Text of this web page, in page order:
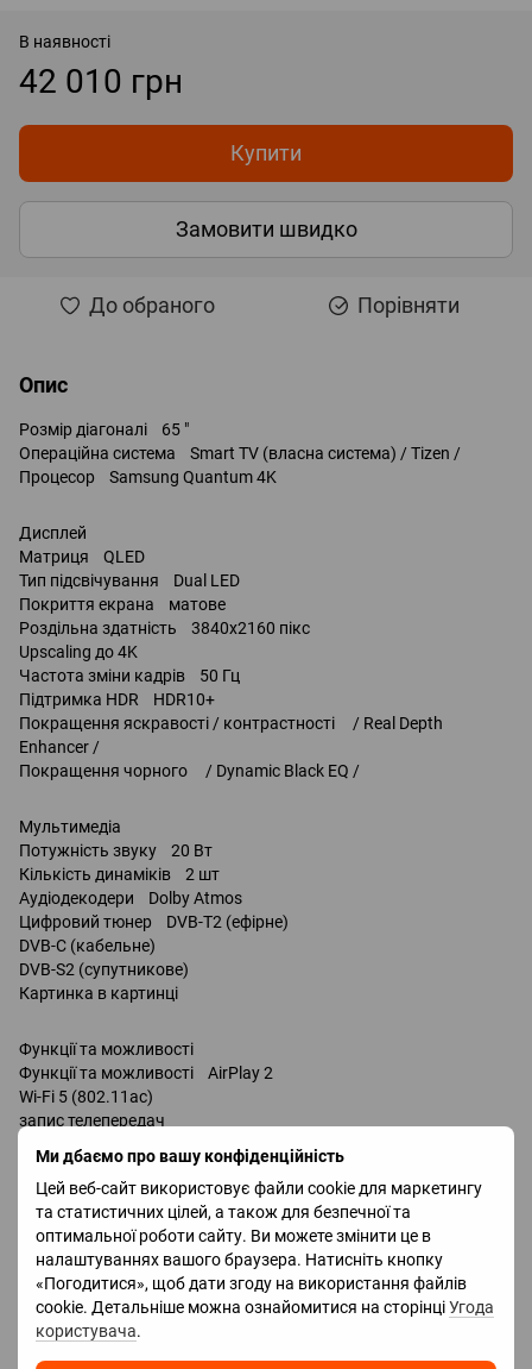
Ми дбаємо про вашу конфіденційність
Цей веб-сайт використовує файли cookie для маркетингу
та статистичних цілей, а також для безпечної та
оптимальної роботи сайту. Ви можете змінити це в
налаштуваннях вашого браузера. Натисніть кнопку
«Погодитися», щоб дати згоду на використання файлів
cookie. Детальніше можна ознайомитися на сторінціУгода
користувача.
В наявності
42 010 грн
Купити
Замовити швидко
До обраного Порівняти
Опис
Розмір діагоналі 65 "
Операційна система Smart TV (власна система) / Tizen /
Процесор Samsung Quantum 4K
Дисплей
Матриця QLED
Тип підсвічування Dual LED
Покриття екрана матове
Роздільна здатність 3840x2160 пікс
Upscaling до 4K
Частота зміни кадрів 50 Гц
Підтримка HDR HDR10+
Покращення яскравості / контрастності / Real Depth
Enhancer /
Покращення чорного / Dynamic Black EQ /
Мультимедіа
Потужність звуку 20 Вт
Кількість динаміків 2 шт
Аудіодекодери Dolby Atmos
Цифровий тюнер DVB-T2 (ефірне)
DVB-C (кабельне)
DVB-S2 (супутникове)
Картинка в картинці
Функції та можливості
Функції та можливості AirPlay 2
Wi-Fi 5 (802.11ac)
запис телепередач
Bluetooth v 5.2
підтримка DLNA
керування голосом
Amazon Alexa
Google Assistant / сумісність /
Bixby
Роз'єми
Входи USB 2 шт / 2x USB-A /
LAN